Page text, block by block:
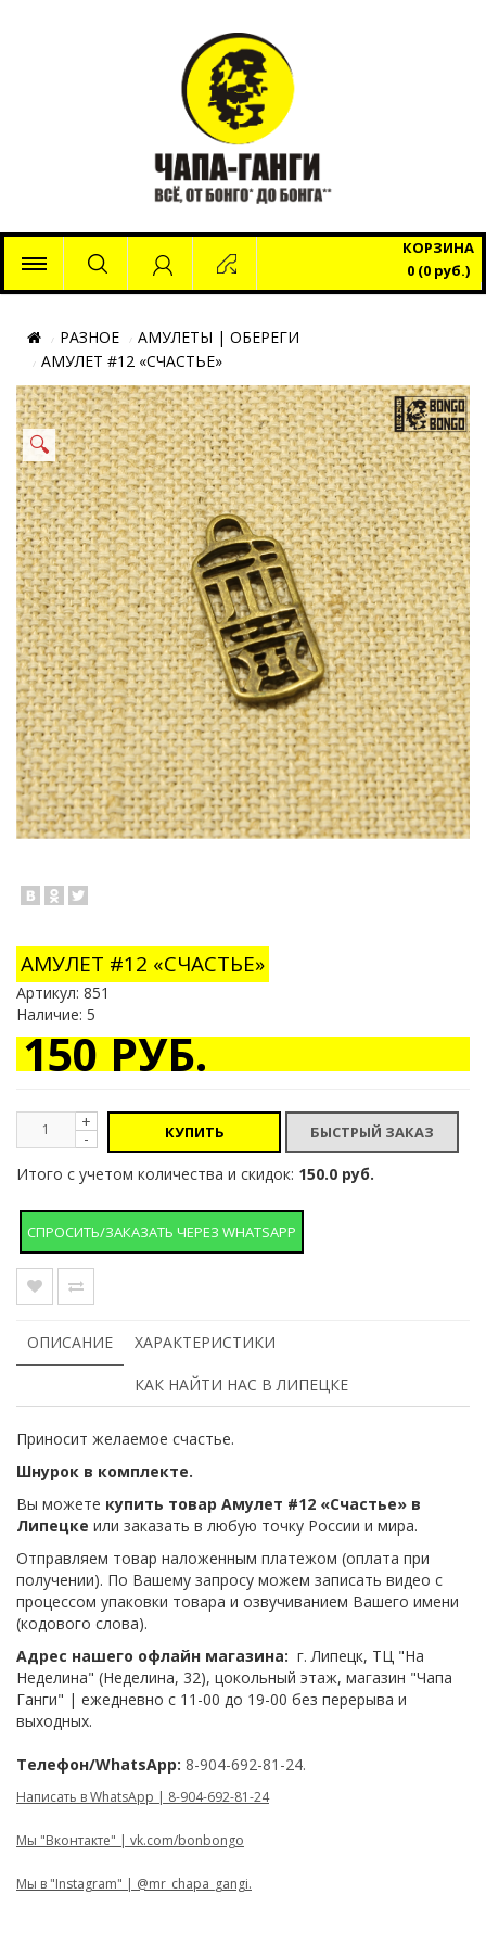
КОРЗИНА
0 (0 руб.)
РАЗНОЕ
АМУЛЕТЫ | ОБЕРЕГИ
АМУЛЕТ #12 «СЧАСТЬЕ»
🔍
АМУЛЕТ #12 «СЧАСТЬЕ»
Артикул: 851
Наличие: 5
150 РУБ.
+
- КУПИТЬ
Итого с учетом количества и скидок: 150.0 руб.
СПРОСИТЬ/ЗАКАЗАТЬ ЧЕРЕЗ WHATSAPP
ОПИСАНИЕ ХАРАКТЕРИСТИКИ
КАК НАЙТИ НАС В ЛИПЕЦКЕ
Приносит желаемое счастье.
Шнурок в комплекте.
Вы можете купить товар Амулет #12 «Счастье» в
Липецке или заказать в любую точку России и мира.
Отправляем товар наложенным платежом (оплата при
получении). По Вашему запросу можем записать видео с
процессом упаковки товара и озвучиванием Вашего имени
(кодового слова).
Адрес нашего офлайн магазина: г. Липецк, ТЦ "На
Неделина" (Неделина, 32), цокольный этаж, магазин "Чапа
Ганги" | ежедневно с 11-00 до 19-00 без перерыва и
выходных.
Телефон/WhatsApp: 8-904-692-81-24.
Написать в WhatsApp | 8-904-692-81-24
Мы "Вконтакте" | vk.com/bonbongo
Мы в "Instagram" | @mr_chapa_gangi.